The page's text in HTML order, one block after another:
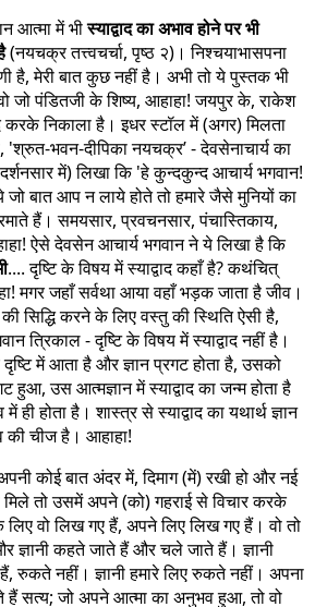
आत्मा में भीस्याद्वाद का अभाव होने पर भी
(नयचक्र तत्त्वचर्चा, पृष्ठ २)। निश्चयाभासपना
है, मेरी बात कुछ नहीं है। अभी तो ये पुस्तक भी
जो पंडितजी के शिष्य, आहाहा! जयपुर के, राकेश
करके निकाला है। इधर स्टॉल में (अगर) मिलता
भवन-दीपिका नयचक्र’ - देवसेनाचार्य का
में) लिखा कि 'हे कुन्दकुन्द आचार्य भगवान!
जो बात आप न लाये होते तो हमारे जैसे मुनियों का
हैं। समयसार, प्रवचनसार, पंचास्तिकाय,
ऐसे देवसेन आचार्य भगवान ने ये लिखा है कि
.... दृष्टि के विषय में स्याद्वाद कहाँ है? कथंचित्
मगर जहाँ सर्वथा आया वहाँ भड़क जाता है जीव।
सिद्धि करने के लिए वस्तु की स्थिति ऐसी है,
त्रिकाल - दृष्टि के विषय में स्याद्वाद नहीं है।
में आता है और ज्ञान प्रगट होता है, उसको
हुआ, उस आत्मज्ञान में स्याद्वाद का जन्म होता है
ही होता है। शास्त्र से स्याद्वाद का यथार्थ ज्ञान
की चीज है। आहाहा!
कोई बात अंदर में, दिमाग (में) रखी हो और नई
मिले तो उसमें अपने (को) गहराई से विचार करके
लिए वो लिख गए हैं, अपने लिए लिख गए हैं। वो तो
कहते जाते हैं और चले जाते हैं। ज्ञानी
नहीं। ज्ञानी हमारे लिए रुकते नहीं। अपना
सत्य; जो अपने आत्मा का अनुभव हुआ, तो वो